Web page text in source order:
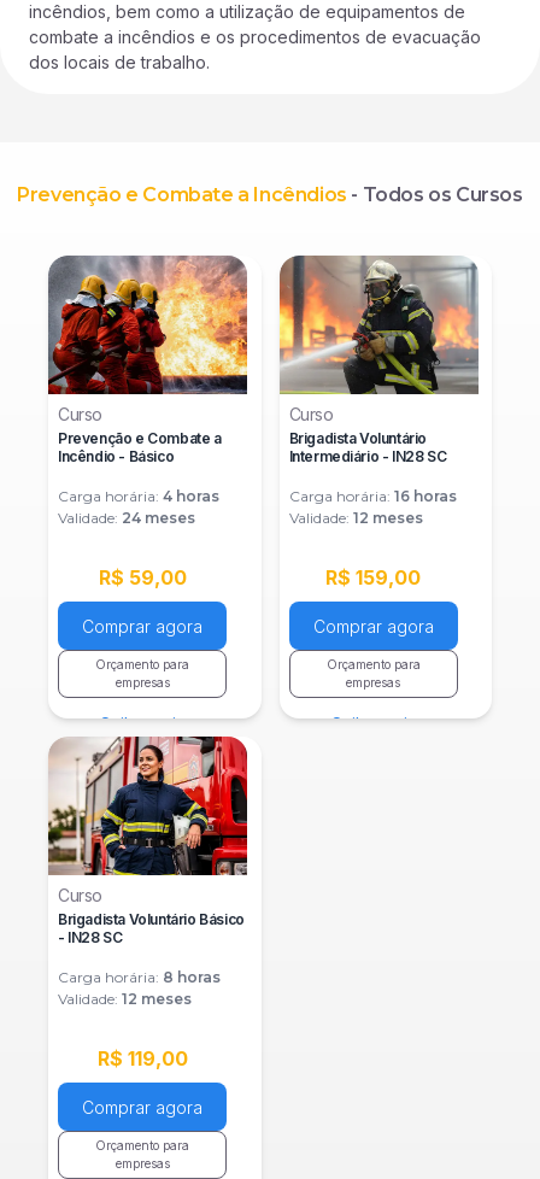
incêndios, bem como a utilização de equipamentos de
combate a incêndios e os procedimentos de evacuação
dos locais de trabalho.
Prevenção e Combate a Incêndios - Todos os Cursos
Curso
Prevenção e Combate a
Incêndio - Básico
Carga horária: 4 horas
Validade: 24 meses
R$ 59,00
Comprar agora
Orçamento para
empresas
Saiba mais
Curso
Brigadista Voluntário
Intermediário - IN28 SC
Carga horária: 16horas
Validade: 12 meses
R$ 159,00
Comprar agora
Orçamento para
empresas
Saiba mais
Curso
Brigadista Voluntário Básico
- IN28 SC
Carga horária: 8 horas
Validade: 12 meses
R$ 119,00
Comprar agora
Orçamento para
empresas